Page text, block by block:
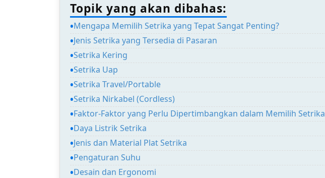
Topik yang akan dibahas:
Mengapa Memilih Setrika yang Tepat Sangat Penting?
Jenis Setrika yang Tersedia di Pasaran
Setrika Kering
Setrika Uap
Setrika Travel/Portable
Setrika Nirkabel (Cordless)
Faktor-Faktor yang Perlu Dipertimbangkan dalam Memilih Setrika
Daya Listrik Setrika
Jenis dan Material Plat Setrika
Pengaturan Suhu
Desain dan Ergonomi